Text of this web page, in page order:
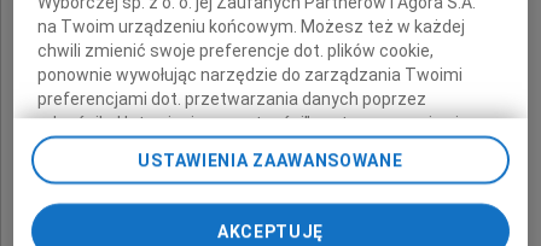
byłego Rektora naszej Uczelni
składają
na Twoim urządzeniu końcowym. Możesz też w każdej
chwili zmienić swoje preferencje dot. plików cookie,
ponownie wywołując narzędzie do zarządzania Twoimi
preferencjami dot. przetwarzania danych poprzez
odnośnik „Ustawienia prywatności” w stopce serwisu i
przechodząc do sekcji „Ustawienia zaawansowane”.
Zmiana ustawień plików cookie możliwa jest także za
USTAWIENIA ZAAWANSOWANE
AKCEPTUJĘ